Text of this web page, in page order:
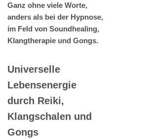
Ganz ohne viele Worte,
anders als bei der Hypnose,
im Feld von Soundhealing,
Klangtherapie und Gongs.
Universelle
Lebensenergie
durch Reiki,
Klangschalen und
Gongs